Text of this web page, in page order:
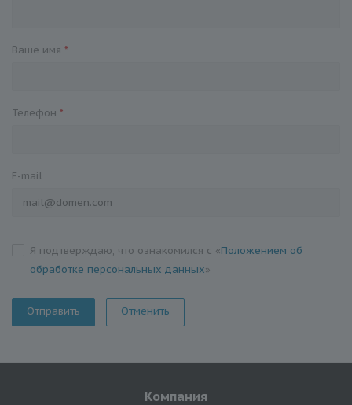
Ваше имя *
Телефон *
E-mail
Я подтверждаю, что ознакомился с «Положением об
обработке персональных данных»
Отменить
Компания